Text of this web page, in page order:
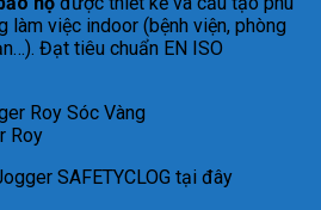
làm việc indoor (bệnh viện, phòng
Đạt tiêu chuẩn EN ISO
Roy
SAFETYCLOG tại đây